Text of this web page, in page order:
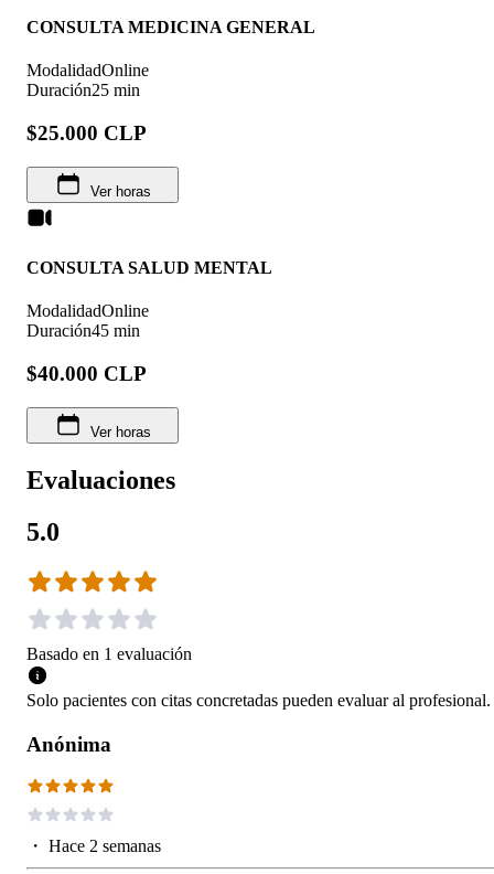
CONSULTA MEDICINA GENERAL
ModalidadOnline
Duración25 min
$25.000 CLP
Ver horas
CONSULTA SALUD MENTAL
ModalidadOnline
Duración45 min
$40.000 CLP
Ver horas
Evaluaciones
5.0
Basado en 1 evaluación
Solo pacientes con citas concretadas pueden evaluar al profesional.
Anónima
・ Hace 2 semanas